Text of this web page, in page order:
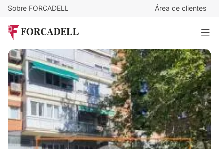
Sobre FORCADELL Área de clientes
Alquile Oficina Calle Alejandro Rodríguez-Madrid
580 m²